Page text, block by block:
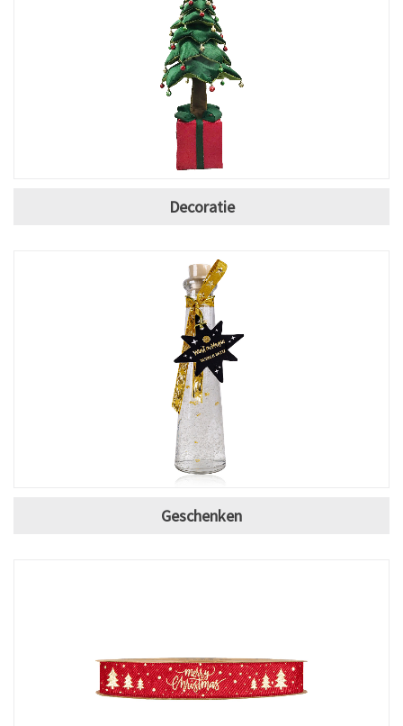
Decoratie
Geschenken